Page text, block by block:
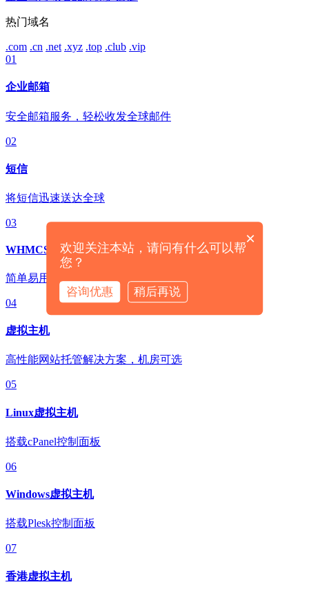
热门域名
.com .cn .net .xyz .top .club .vip
01
企业邮箱
安全邮箱服务，轻松收发全球邮件
02
短信
将短信迅速送达全球
03
WHMCS
简单易用的云服务销售管理系统
04
虚拟主机
高性能网站托管解决方案，机房可选
05
Linux虚拟主机
搭载cPanel控制面板
06
Windows虚拟主机
搭载Plesk控制面板
07
香港虚拟主机
×
欢迎关注本站，请问有什么可以帮
您？
咨询优惠 稍后再说